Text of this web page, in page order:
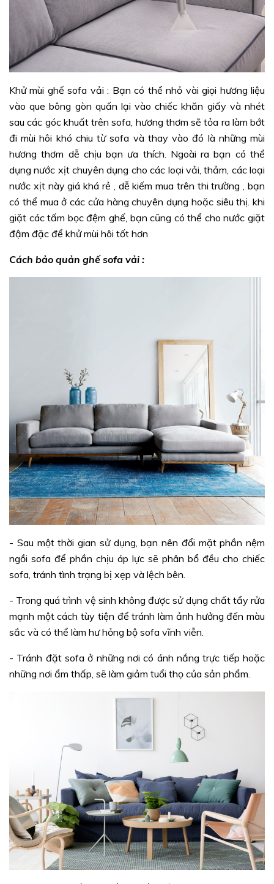
Khử mùi ghế sofa vải : Bạn có thể nhỏ vài giọi hương liệu
vào que bông gòn quấn lại vào chiếc khăn giấy và nhét
sau các góc khuất trên sofa, hương thơm sẽ tỏa ra làm bớt
đi mùi hôi khó chiu từ sofa và thay vào đó là những mùi
hương thơm dễ chịu bạn ưa thích. Ngoài ra bạn có thể
dụng nước xịt chuyên dụng cho các loại vải, thảm, các loại
nước xịt này giá khá rẻ , dễ kiếm mua trên thi trường , bạn
có thể mua ở các cửa hàng chuyên dụng hoặc siêu thị. khi
giặt các tấm bọc đệm ghế, bạn cũng có thể cho nước giặt
đậm đặc để khử mùi hôi tốt hơn
Cách bảo quản ghế sofa vải :
- Sau một thời gian sử dụng, bạn nên đổi mặt phần nệm
ngồi sofa để phần chịu áp lực sẽ phân bổ đều cho chiếc
sofa, tránh tình trạng bị xẹp và lệch bên.
- Trong quá trình vệ sinh không được sử dụng chất tẩy rửa
mạnh một cách tùy tiện để tránh làm ảnh hưởng đến màu
sắc và có thể làm hư hỏng bộ sofa vĩnh viễn.
- Tránh đặt sofa ở những nơi có ánh nắng trực tiếp hoặc
những nơi ẩm thấp, sẽ làm giảm tuổi thọ của sản phẩm.